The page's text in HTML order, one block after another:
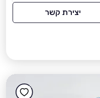
יצירת קשר